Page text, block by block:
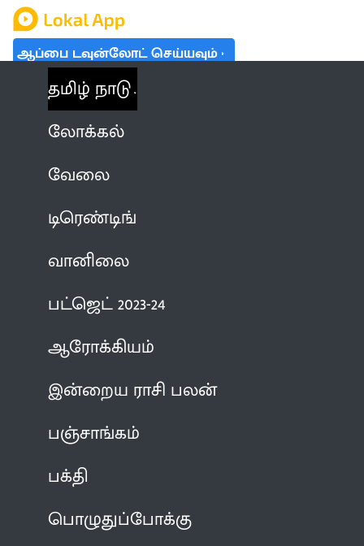
ஆப்பை டவுன்லோட் செய்யவும்
தமிழ் நாடு
லோக்கல்
வேலை
டிரெண்டிங்
வானிலை
பட்ஜெட் 2023-24
ஆரோக்கியம்
இன்றைய ராசி பலன்
பஞ்சாங்கம்
பக்தி
பொழுதுப்போக்கு